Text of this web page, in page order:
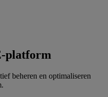
platform
beheren en optimaliseren